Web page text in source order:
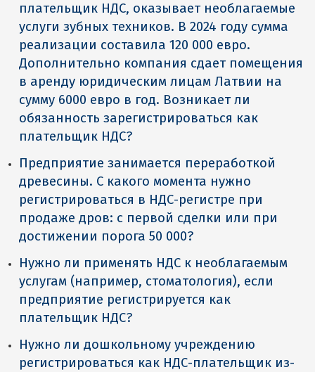
плательщик НДС, оказывает необлагаемые
услуги зубных техников. В 2024 году сумма
реализации составила 120 000 евро.
Дополнительно компания сдает помещения
в аренду юридическим лицам Латвии на
сумму 6000 евро в год. Возникает ли
обязанность зарегистрироваться как
плательщик НДС?
Предприятие занимается переработкой
древесины. С какого момента нужно
регистрироваться в НДС-регистре при
продаже дров: с первой сделки или при
достижении порога 50 000?
Нужно ли применять НДС к необлагаемым
услугам (например, стоматология), если
предприятие регистрируется как
плательщик НДС?
Нужно ли дошкольному учреждению
регистрироваться как НДС-плательщик из-